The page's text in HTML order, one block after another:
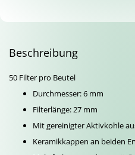
Beschreibung
50 Filter pro Beutel
Durchmesser: 6 mm
Filterlänge: 27 mm
Mit gereinigter Aktivkohle
Keramikkappen an beiden